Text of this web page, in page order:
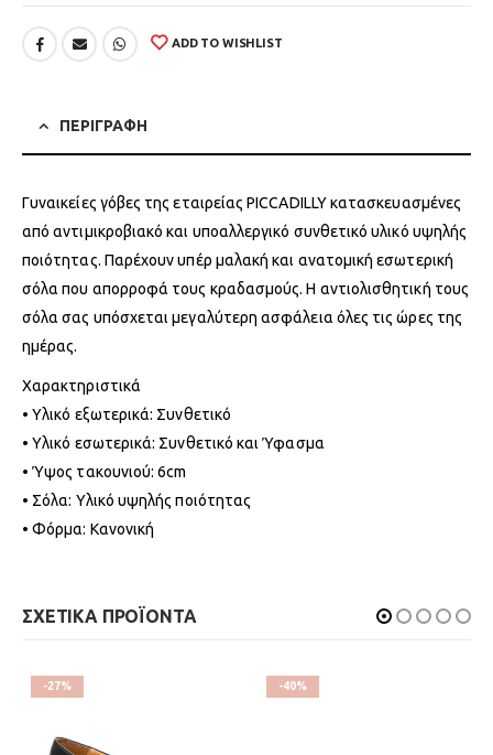
ADD TO WISHLIST
ΠΕΡΙΓΡΑΦΗ
Γυναικείες γόβες της εταιρείας PICCADILLY κατασκευασμένες
από αντιμικροβιακό και υποαλλεργικό συνθετικό υλικό υψηλής
ποιότητας. Παρέχουν υπέρ μαλακή και ανατομική εσωτερική
σόλα που απορροφά τους κραδασμούς. Η αντιολισθητική τους
σόλα σας υπόσχεται μεγαλύτερη ασφάλεια όλες τις ώρες της
ημέρας.
Χαρακτηριστικά
• Υλικό εξωτερικά: Συνθετικό
• Υλικό εσωτερικά: Συνθετικό και Ύφασμα
• Ύψος τακουνιού: 6cm
• Σόλα: Υλικό υψηλής ποιότητας
• Φόρμα: Κανονική
ΣΧΕΤΙΚΑ ΠΡΟΪΟΝΤΑ
-27% -40%